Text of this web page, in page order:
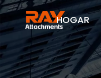
HOGAR